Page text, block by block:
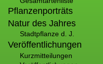
Pflanzenporträts
Natur des Jahres
Stadtpflanze d. J.
Veröffentlichungen
Kurzmitteilungen